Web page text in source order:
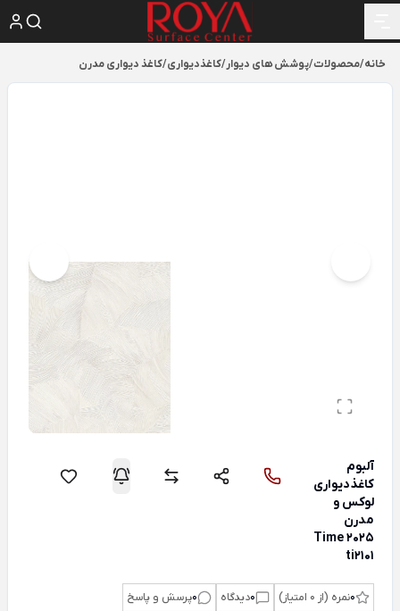
خانه/محصولات/پوشش های دیوار/کاغذدیواری/کاغذ دیواری مدرن
آلبوم
کاغذدیواری
لوکس و
مدرن
Time 2025
ti2101
0نمره (از 0 امتیاز) 0دیدگاه 0پرسش و پاسخ